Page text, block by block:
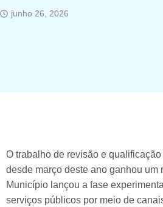
junho 26, 2026
O trabalho de revisão e
desde março deste ano ganhou um
Município lançou a fase
serviços públicos por meio de